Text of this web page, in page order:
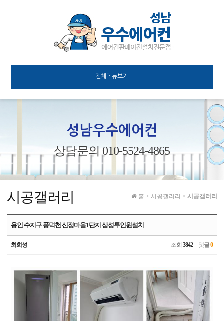
전체메뉴보기
성남우수에어컨
상담문의 010-5524-4865
시공갤러리 홈 > 시공갤러리 > 시공갤러리
용인 수지구 풍덕천 신정마을1단지 삼성투인원설치
최희성 조회 3842댓글0